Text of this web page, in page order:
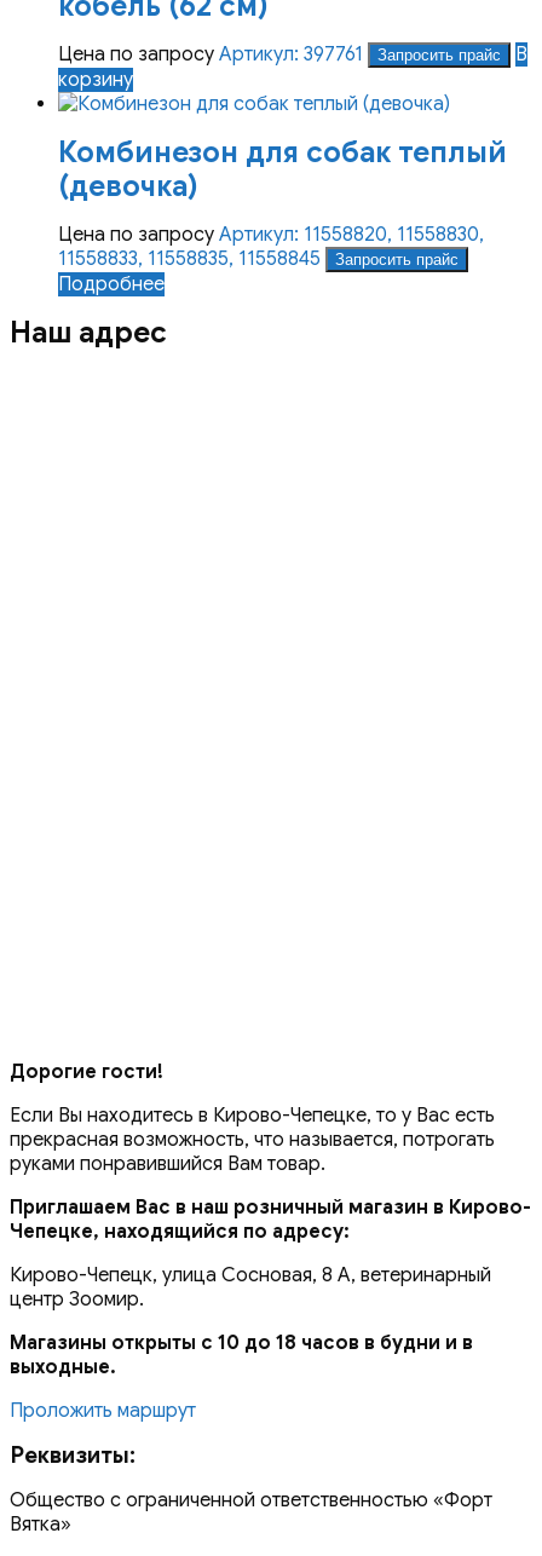
Цена по запросу Артикул: 397761 Запросить прайс
В
корзину
Комбинезон для собак теплый
(девочка)
Цена по запросу Артикул: 11558820, 11558830,
11558833, 11558835, 11558845
Запросить прайс
Подробнее
Наш адрес
Дорогие гости!
Если Вы находитесь в Кирово-Чепецке, то у Вас есть
прекрасная возможность, что называется, потрогать
руками понравившийся Вам товар.
Приглашаем Вас в наш розничный магазин в Кирово-
Чепецке, находящийся по адресу:
Кирово-Чепецк, улица Сосновая, 8 А, ветеринарный
центр Зоомир.
Магазины открыты с 10 до 18 часов в будни и в
выходные.
Проложить маршрут
Реквизиты:
Общество с ограниченной ответственностью «Форт
Вятка»